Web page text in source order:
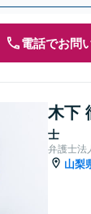
電話でお問
木下
士
弁護士法
山梨